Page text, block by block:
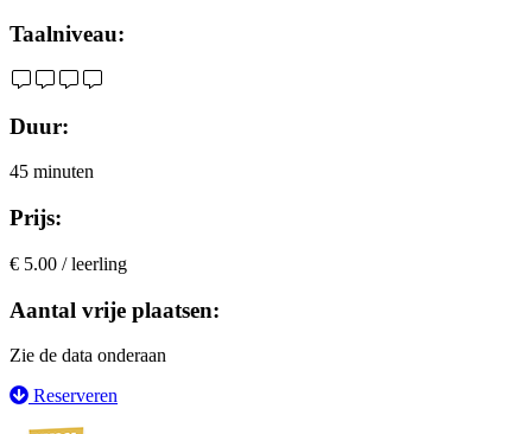
Taalniveau:
Duur:
45 minuten
Prijs:
€ 5.00 / leerling
Aantal vrije plaatsen:
Zie de data onderaan
Reserveren